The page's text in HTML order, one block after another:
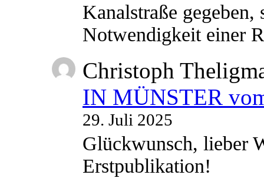
Kanalstraße
Notwendigkeit einer
Christoph
IN MÜNSTER
29. Juli 2025
Glückwunsch, lieber
Erstpublikation!